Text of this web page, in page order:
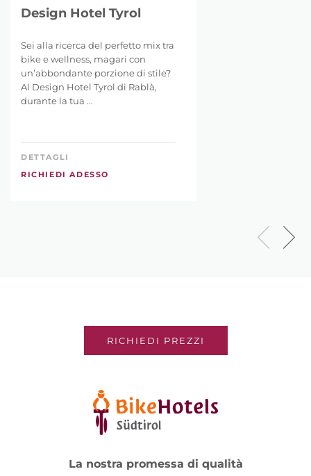
Design Hotel Tyrol
Sei alla ricerca del perfetto mix tra
bike e wellness, magari con
un’abbondante porzione di stile?
Al Design Hotel Tyrol di Rablà,
durante la tua ...
DETTAGLI
RICHIEDI ADESSO
RICHIEDI PREZZI
La nostra promessa di qualità